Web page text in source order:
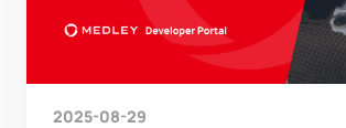
2025-08-29